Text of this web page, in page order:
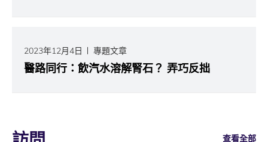
2023年12月4日 專題文章
醫路同行：飲汽水溶解腎石？ 弄巧反拙
查看全部